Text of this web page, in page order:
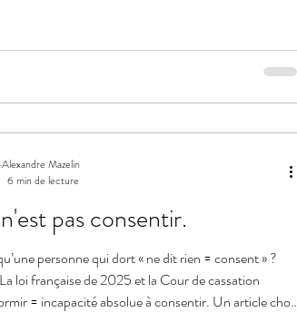
pas consentir.
personne qui dort « ne dit rien = consent » ?
loi française de 2025 et la Cour de cassation
= incapacité absolue à consentir. Un article choc
Mazelin
6 min de lecture